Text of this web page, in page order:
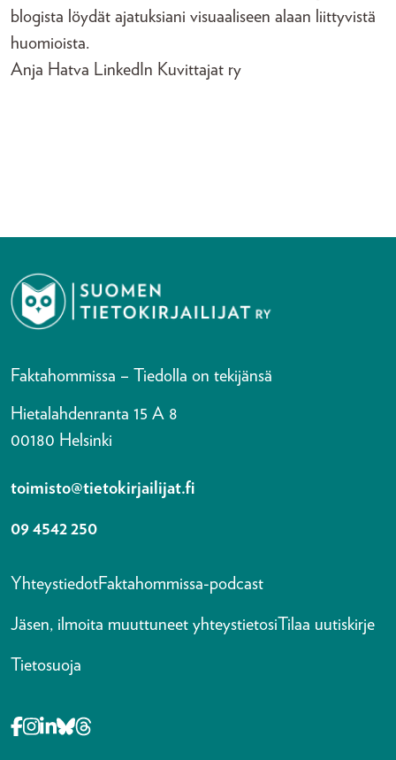
blogista löydät ajatuksiani visuaaliseen alaan liittyvistä
huomioista.
Anja Hatva LinkedIn Kuvittajat ry
Faktahommissa – Tiedolla on tekijänsä
Hietalahdenranta 15 A 8
00180 Helsinki
toimisto@tietokirjailijat.fi
09 4542 250
YhteystiedotFaktahommissa-podcast
Jäsen, ilmoita muuttuneet yhteystietosi Tilaa uutiskirje
Tietosuoja
Opens in a new tab Facebook-f
Opens in a new tab Instagram
Opens in a new tab Linkedin-in
Opens in a new tab Bluesky